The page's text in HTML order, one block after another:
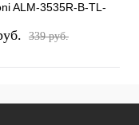
ALM-3535R-B-TL-
339 pуб.